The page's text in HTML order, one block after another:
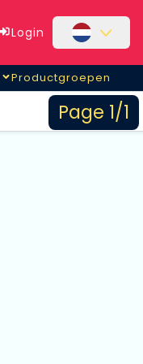
Login
Productgroepen
Page 1/1